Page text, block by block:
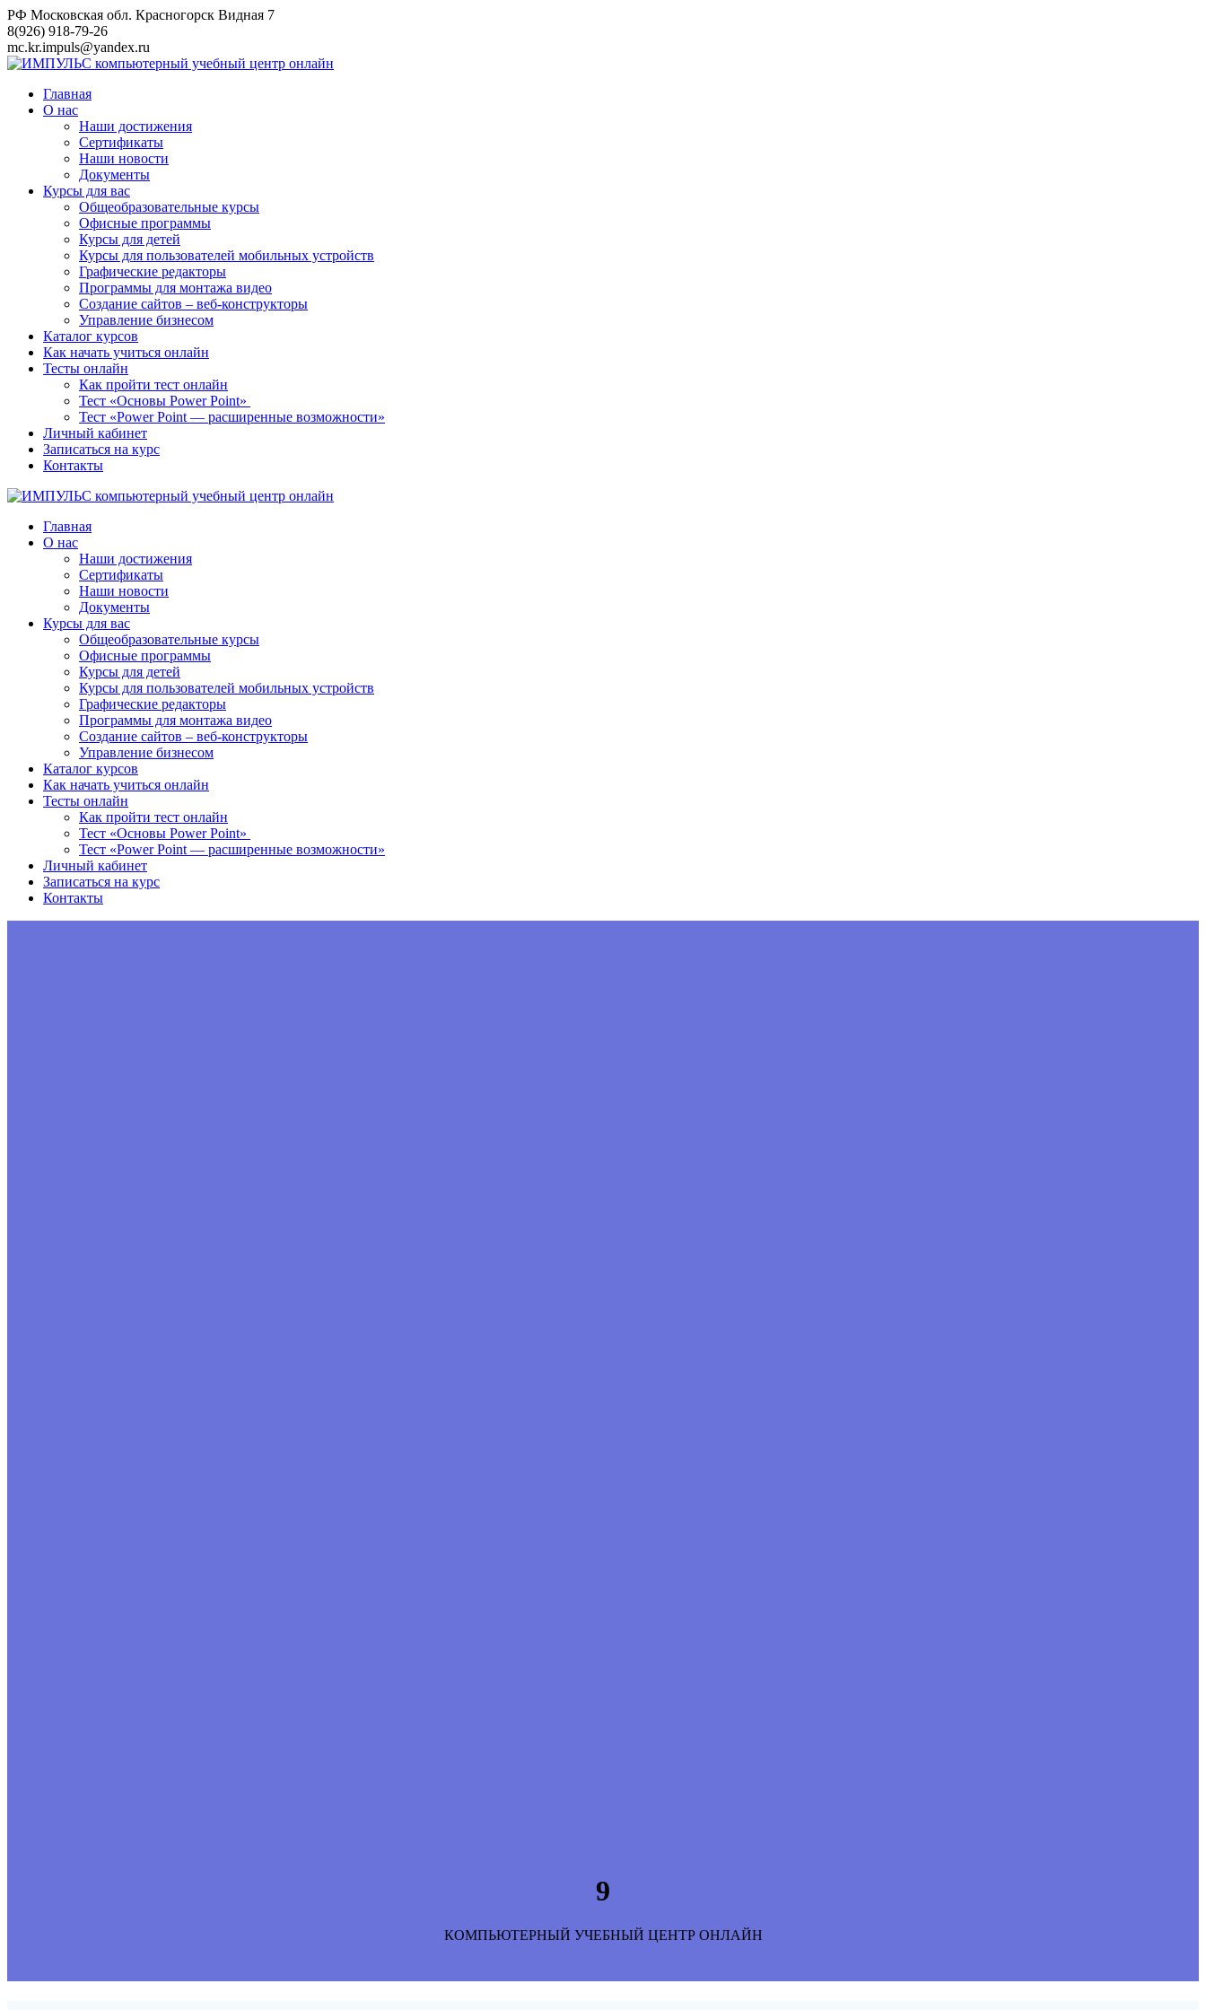
Перейти
к
контенту
РФ Московская обл. Красногорск Видная 7
8(926) 918-79-26
mc.kr.impuls@yandex.ru
Главная
О нас
Наши достижения
Сертификаты
Наши новости
Документы
Курсы для вас
Общеобразовательные курсы
Офисные программы
Курсы для детей
Курсы для пользователей мобильных устройств
Графические редакторы
Программы для монтажа видео
Создание сайтов – веб-конструкторы
Управление бизнесом
Каталог курсов
Как начать учиться онлайн
Тесты онлайн
Как пройти тест онлайн
Тест «Основы Power Point»
Тест «Power Point — расширенные возможности»
Личный кабинет
Записаться на курс
Контакты
Главная
О нас
Наши достижения
Сертификаты
Наши новости
Документы
Курсы для вас
Общеобразовательные курсы
Офисные программы
Курсы для детей
Курсы для пользователей мобильных устройств
Графические редакторы
Программы для монтажа видео
Создание сайтов – веб-конструкторы
Управление бизнесом
Каталог курсов
Как начать учиться онлайн
Тесты онлайн
Как пройти тест онлайн
Тест «Основы Power Point»
Тест «Power Point — расширенные возможности»
Личный кабинет
Записаться на курс
Контакты
9
КОМПЬЮТЕРНЫЙ УЧЕБНЫЙ ЦЕНТР ОНЛАЙН